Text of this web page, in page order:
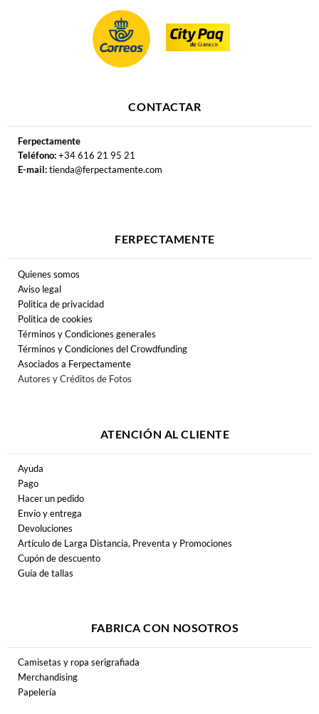
CONTACTAR
Ferpectamente
Teléfono:+34 616 21 95 21
E-mail:tienda@ferpectamente.com
FERPECTAMENTE
Quienes somos
Aviso legal
Politica de privacidad
Politica de cookies
Términos y Condiciones generales
Términos y Condiciones del Crowdfunding
Asociados a Ferpectamente
Autores y Créditos de Fotos
ATENCIÓN AL CLIENTE
Ayuda
Pago
Hacer un pedido
Envío y entrega
Devoluciones
Artículo de Larga Distancia, Preventa y Promociones
Cupón de descuento
Guía de tallas
FABRICA CON NOSOTROS
Camisetas y ropa serigrafiada
Merchandising
Papelería